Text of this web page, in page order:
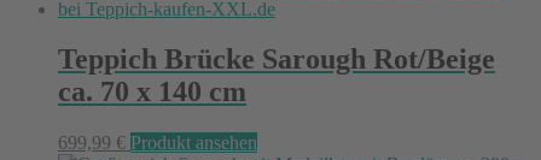
Teppich Brücke Sarough Rot/Beige
ca. 70 x 140 cm
699,99 € Produkt ansehen